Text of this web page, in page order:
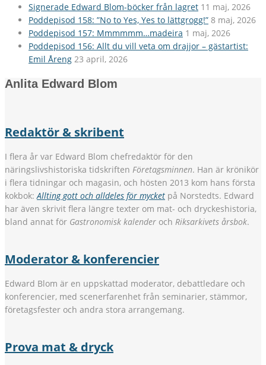
Signerade Edward Blom-böcker från lagret 11 maj, 2026
Poddepisod 158: ”No to Yes, Yes to lättgrogg!” 8 maj, 2026
Poddepisod 157: Mmmmmm…madeira 1 maj, 2026
Poddepisod 156: Allt du vill veta om drajjor – gästartist:
Emil Åreng 23 april, 2026
Anlita Edward Blom
Redaktör & skribent
I flera år var Edward Blom chefredaktör för den
näringslivshistoriska tidskriften Företagsminnen. Han är krönikör
i flera tidningar och magasin, och hösten 2013 kom hans första
kokbok:Allting gott och alldeles för mycket på Norstedts. Edward
har även skrivit flera längre texter om mat- och dryckeshistoria,
bland annat för Gastronomisk kalender och Riksarkivets årsbok.
Moderator & konferencier
Edward Blom är en uppskattad moderator, debattledare och
konferencier, med scenerfarenhet från seminarier, stämmor,
företagsfester och andra stora arrangemang.
Prova mat & dryck